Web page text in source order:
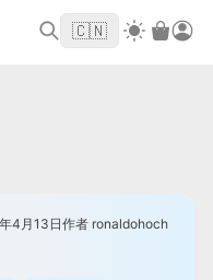
WELCOME2026
首单立
🇨🇳
4月13日作者 ronaldohoch